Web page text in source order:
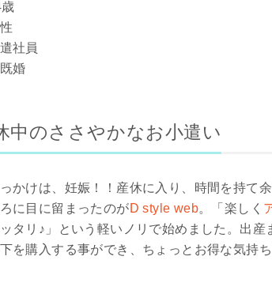
社員
婚
中のささやかなお小遣い
かけは、妊娠！！産休に入り、時間を持て
に目に留まったのがD style web。「楽しく
タリ♪」という軽いノリで始めました。出
を購入する事ができ、ちょっとお得な気持